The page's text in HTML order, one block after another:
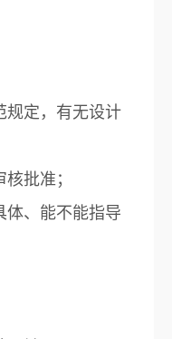
规定，有无设计
批准；
体、能不能指导